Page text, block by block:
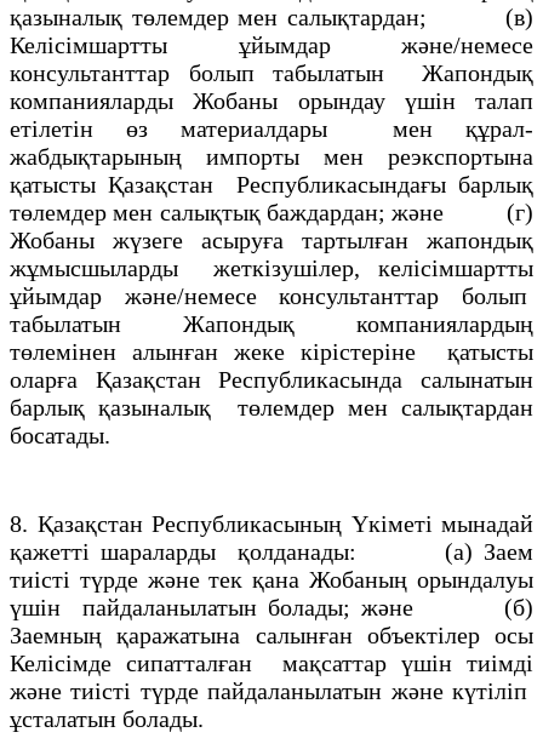
қазыналық төлемдер мен салықтардан; (в)
Келiсiмшартты ұйымдар және/немесе
консультанттар болып табылатын Жапондық
компанияларды Жобаны орындау үшiн талап
етiлетін өз материалдары мен құрал-
жабдықтарының импорты мен реэкспортына
қатысты Қазақстан Республикасындағы барлық
төлемдер мен салықтық баждардан; және (г)
Жобаны жүзеге асыруға тартылған жапондық
жұмысшыларды жеткiзушiлер, келiсiмшартты
ұйымдар және/немесе консультанттар болып
табылатын Жапондық компаниялардың
төлемiнен алынған жеке кiрiстерiне қатысты
оларға Қазақстан Республикасында салынатын
барлық қазыналық төлемдер мен салықтардан
босатады.
8. Қазақстан Республикасының Үкiметi мынадай
қажеттi шараларды қолданады: (а) Заем
тиiстi түрде және тек қана Жобаның орындалуы
үшiн пайдаланылатын болады; және (б)
Заемның қаражатына салынған объектiлер осы
Келiсiмде сипатталған мақсаттар үшiн тиiмдi
және тиiстi түрде пайдаланылатын және күтiлiп
ұсталатын болады.